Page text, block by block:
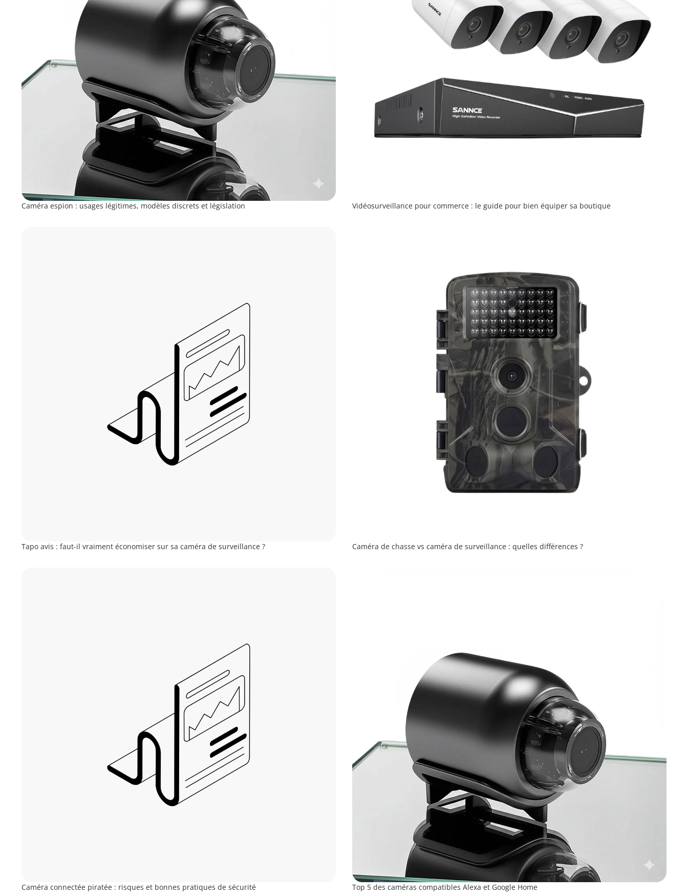
Caméra espion : usages légitimes, modèles discrets et législation Vidéosurveillance pour commerce : le guide pour bien équiper sa boutique
Tapo avis : faut-il vraiment économiser sur sa caméra de surveillance ? Caméra de chasse vs caméra de surveillance : quelles différences ?
Caméra connectée piratée : risques et bonnes pratiques de sécurité Top 5 des caméras compatibles Alexa et Google Home